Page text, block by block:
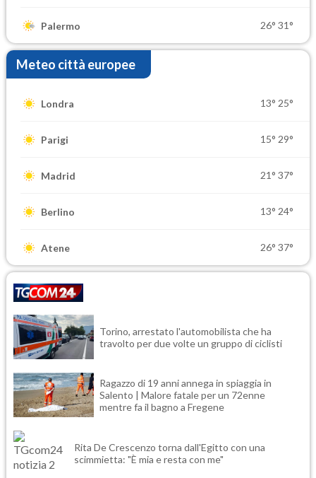
Palermo 26° 31°
Meteo città europee
Londra 13° 25°
Parigi 15° 29°
Madrid 21° 37°
Berlino 13° 24°
Atene 26° 37°
Torino, arrestato l'automobilista che ha
travolto per due volte un gruppo di ciclisti
Ragazzo di 19 anni annega in spiaggia in
Salento | Malore fatale per un 72enne
mentre fa il bagno a Fregene
Rita De Crescenzo torna dall'Egitto con una
scimmietta: "È mia e resta con me"